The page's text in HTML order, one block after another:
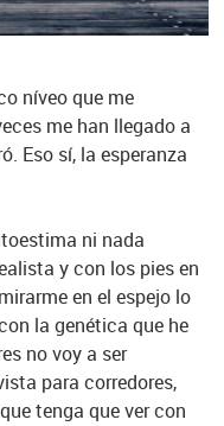
níveo que me
me han llegado a
Eso sí, la esperanza
ni nada
y con los pies en
en el espejo lo
la genética que he
no voy a ser
para corredores,
tenga que ver con